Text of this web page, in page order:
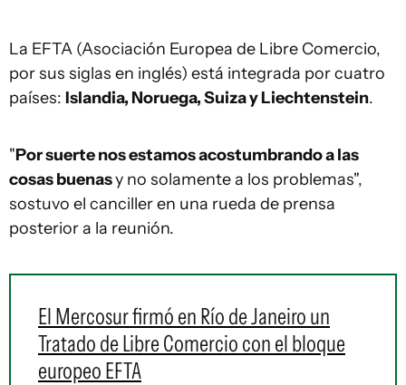
La EFTA (Asociación Europea de Libre Comercio,
por sus siglas en inglés) está integrada por cuatro
países: Islandia, Noruega, Suiza y Liechtenstein.
"Por suerte nos estamos acostumbrando a las
cosas buenasy no solamente a los problemas",
sostuvo el canciller en una rueda de prensa
posterior a la reunión.
El Mercosur firmó en Río de Janeiro un
Tratado de Libre Comercio con el bloque
europeo EFTA